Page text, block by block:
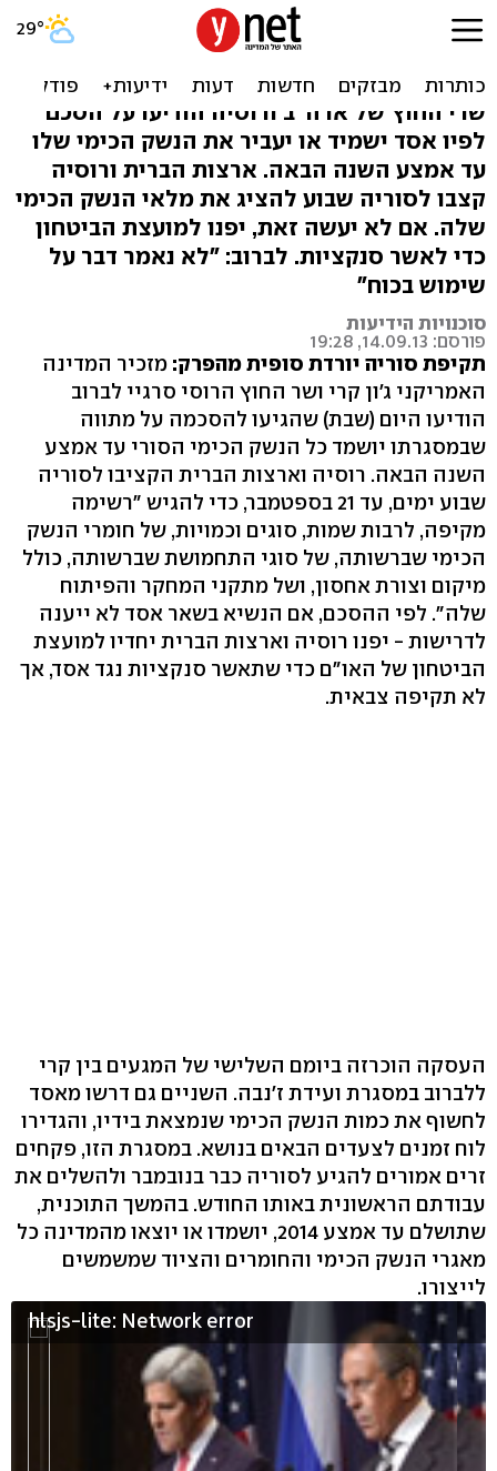
רוסיה וארה"ב: אסד יפורק
מנשק כימי ב-2014
שרי החוץ של ארה"ב ורוסיה הודיעו על הסכם
לפיו אסד ישמיד או יעביר את הנשק הכימי שלו
עד אמצע השנה הבאה. ארצות הברית ורוסיה
קצבו לסוריה שבוע להציג את מלאי הנשק הכימי
שלה. אם לא יעשה זאת, יפנו למועצת הביטחון
כדי לאשר סנקציות. לברוב: "לא נאמר דבר על
שימוש בכוח"
סוכנויות הידיעות
פורסם: 14.09.13, 19:28
תקיפת סוריה יורדת סופית מהפרק: מזכיר המדינה
האמריקני ג'ון קרי ושר החוץ הרוסי סרגיי לברוב
הודיעו היום (שבת) שהגיעו להסכמה על מתווה
שבמסגרתו יושמד כל הנשק הכימי הסורי עד אמצע
השנה הבאה. רוסיה וארצות הברית הקציבו לסוריה
שבוע ימים, עד 21 בספטמבר, כדי להגיש "רשימה
מקיפה, לרבות שמות, סוגים וכמויות, של חומרי הנשק
הכימי שברשותה, של סוגי התחמושת שברשותה, כולל
מיקום וצורת אחסון, ושל מתקני המחקר והפיתוח
שלה". לפי ההסכם, אם הנשיא בשאר אסד לא ייענה
לדרישות - יפנו רוסיה וארצות הברית יחדיו למועצת
הביטחון של האו"ם כדי שתאשר סנקציות נגד אסד, אך
לא תקיפה צבאית.
העסקה הוכרזה ביומם השלישי של המגעים בין קרי
ללברוב במסגרת ועידת ז'נבה. השניים גם דרשו מאסד
לחשוף את כמות הנשק הכימי שנמצאת בידיו, והגדירו
לוח זמנים לצעדים הבאים בנושא. במסגרת הזו, פקחים
זרים אמורים להגיע לסוריה כבר בנובמבר ולהשלים את
עבודתם הראשונית באותו החודש. בהמשך התוכנית,
שתושלם עד אמצע 2014, יושמדו או יוצאו מהמדינה כל
מאגרי הנשק הכימי והחומרים והציוד שמשמשים
לייצורו.
hlsjs-lite: Network error